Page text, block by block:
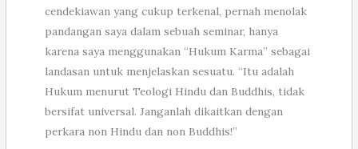
1
cendekiawan yang cukup terkenal, pernah menolak
pandangan saya dalam sebuah seminar, hanya
karena saya menggunakan “Hukum Karma” sebagai
landasan untuk menjelaskan sesuatu. “Itu adalah
Hukum menurut Teologi Hindu dan Buddhis, tidak
bersifat universal. Janganlah dikaitkan dengan
perkara non Hindu dan non Buddhis!”